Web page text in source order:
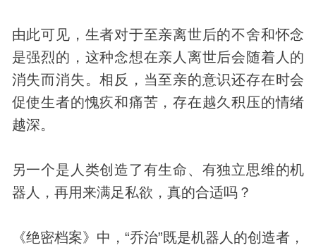
由此可见，生者对于至亲离世后的不舍和怀念
是强烈的，这种念想在亲人离世后会随着人的
消失而消失。相反，当至亲的意识还存在时会
促使生者的愧疚和痛苦，存在越久积压的情绪
越深。
另一个是人类创造了有生命、有独立思维的机
器人，再用来满足私欲，真的合适吗？
《绝密档案》中，“乔治”既是机器人的创造者，